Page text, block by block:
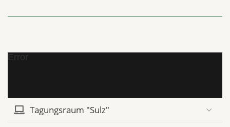
Error
Tagungsraum "Sulz"